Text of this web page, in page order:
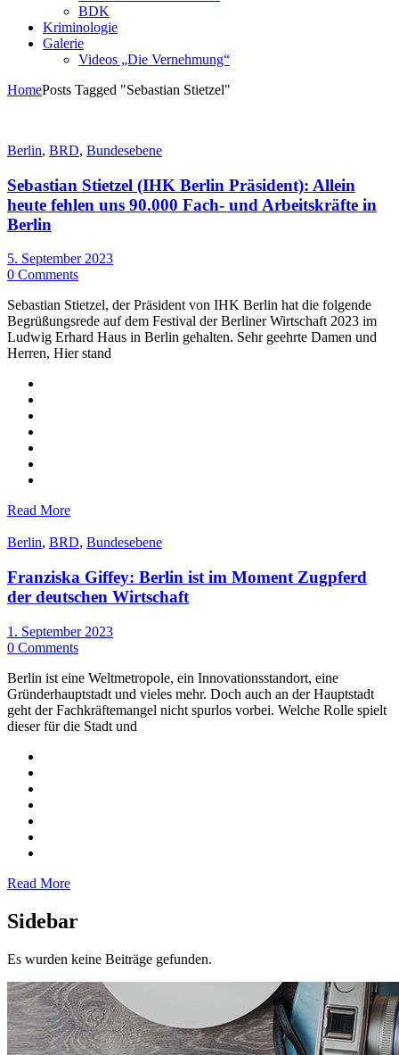
BDK
Kriminologie
Galerie
Videos „Die Vernehmung“
HomePosts Tagged "Sebastian Stietzel"
Berlin, BRD, Bundesebene
Sebastian Stietzel (IHK Berlin Präsident): Allein
heute fehlen uns 90.000 Fach- und Arbeitskräfte in
Berlin
5. September 2023
0 Comments
Sebastian Stietzel, der Präsident von IHK Berlin hat die folgende
Begrüßungsrede auf dem Festival der Berliner Wirtschaft 2023 im
Ludwig Erhard Haus in Berlin gehalten. Sehr geehrte Damen und
Herren, Hier stand
Read More
Berlin, BRD, Bundesebene
Franziska Giffey: Berlin ist im Moment Zugpferd
der deutschen Wirtschaft
1. September 2023
0 Comments
Berlin ist eine Weltmetropole, ein Innovationsstandort, eine
Gründerhauptstadt und vieles mehr. Doch auch an der Hauptstadt
geht der Fachkräftemangel nicht spurlos vorbei. Welche Rolle spielt
dieser für die Stadt und
Read More
Sidebar
Es wurden keine Beiträge gefunden.